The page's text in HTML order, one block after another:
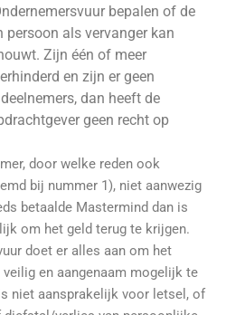
bepalen of de
persoon als vervanger kan
Zijn één of meer
en zijn er geen
dan heeft de
geen recht op
door welke reden ook
bij nummer 1), niet aanwezig
betaalde Mastermind dan is
om het geld terug te krijgen.
doet er alles aan om het
veilig en aangenaam mogelijk te
niet aansprakelijk voor letsel, of